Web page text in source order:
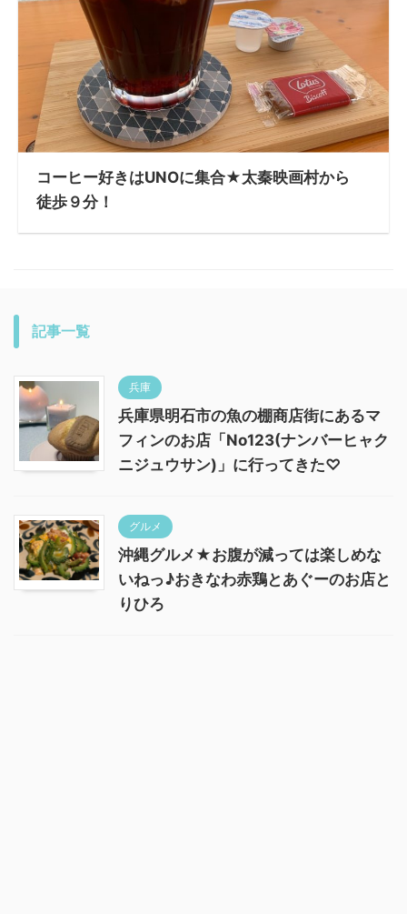
コーヒー好きはUNOに集合★太秦映画村から
徒歩９分！
記事一覧
兵庫
兵庫県明石市の魚の棚商店街にあるマ
フィンのお店「No123(ナンバーヒャク
ニジュウサン)」に行ってきた♡
グルメ
沖縄グルメ★お腹が減っては楽しめな
いねっ♪おきなわ赤鶏とあぐーのお店と
りひろ